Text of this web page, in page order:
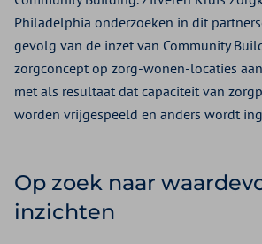
Philadelphia onderzoeken in dit
gevolg van de inzet van Community
zorgconcept op zorg-wonen-locaties
met als resultaat dat capaciteit van
worden vrijgespeeld en anders wordt
Op zoek naar
inzichten